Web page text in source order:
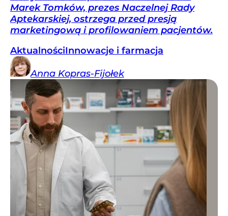
Marek Tomków, prezes Naczelnej Rady
Aptekarskiej, ostrzega przed presją
marketingową i profilowaniem pacjentów.
AktualnościInnowacje i farmacja
Anna Kopras-Fijołek